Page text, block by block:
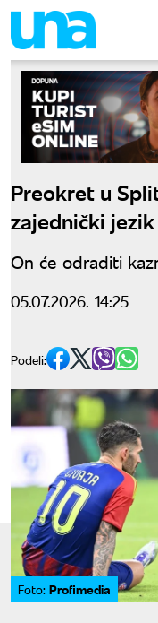
Preokret u
zajednički
On će odraditi
05.07.2026. 14:25
Podeli:
Foto: Profimedia